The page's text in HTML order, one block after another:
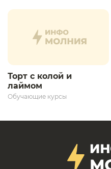
развития»
Торт с колой и
лаймом
Обучающие курсы